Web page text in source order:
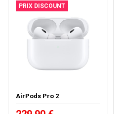
PRIX DISCOUNT
AirPods Pro 2